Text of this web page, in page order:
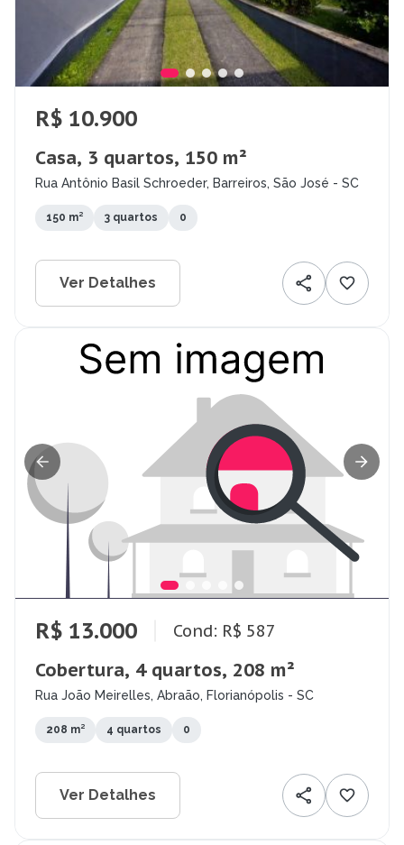
R$ 10.900
Casa, 3 quartos, 150 m²
Rua Antônio Basil Schroeder, Barreiros, São José - SC
150 m² 3 quartos 0
Ver Detalhes
R$ 13.000 Cond: R$ 587
Cobertura, 4 quartos, 208 m²
Rua João Meirelles, Abraão, Florianópolis - SC
208 m² 4 quartos 0
Ver Detalhes